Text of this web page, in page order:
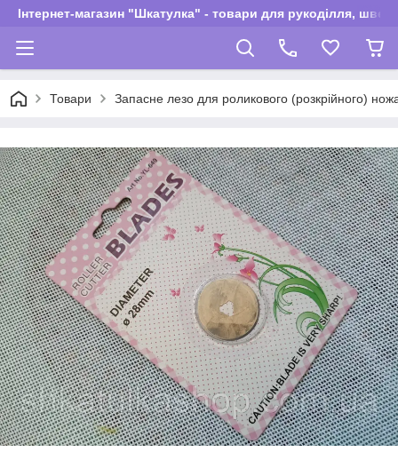
Інтернет-магазин "Шкатулка" - товари для рукоділля,
Товари Запасне лезо для роликового (розкрійного)